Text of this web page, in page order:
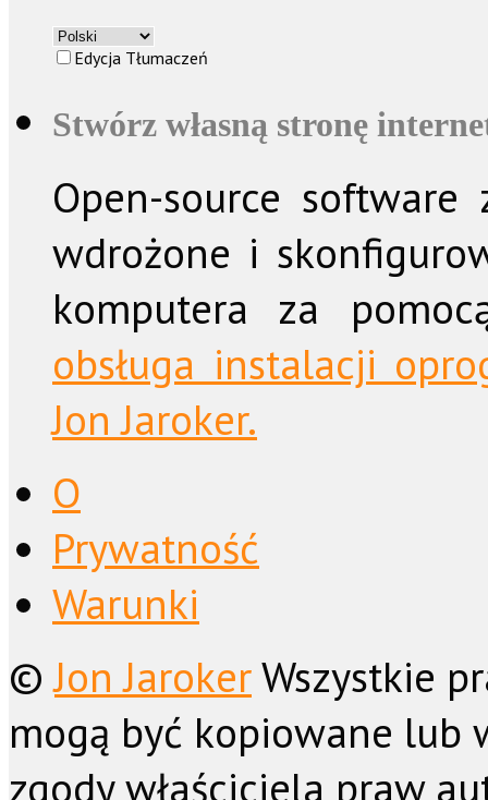
Edycja Tłumaczeń
Stwórz własną stronę
Open-source
wdrożone i
komputera za
obsługa instalacji
Jon Jaroker.
O
Prywatność
Warunki
©Jon JarokerWszystkie
mogą być kopiowane lub
zgody właściciela praw